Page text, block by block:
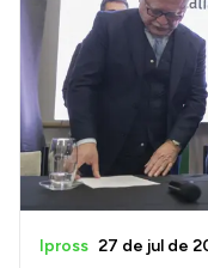
Ipross 27 de jul de